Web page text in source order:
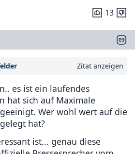
13
Zitat anzeigen
es ist ein laufendes
hat sich auf Maximale
Wer wohl wert auf die
hat?
ist... genau diese